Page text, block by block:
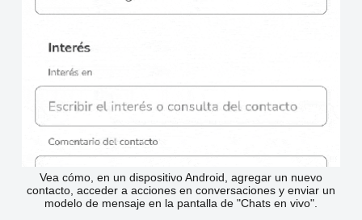
Vea cómo, en un dispositivo Android, agregar un nuevo
contacto, acceder a acciones en conversaciones y enviar un
modelo de mensaje en la pantalla de "Chats en vivo".